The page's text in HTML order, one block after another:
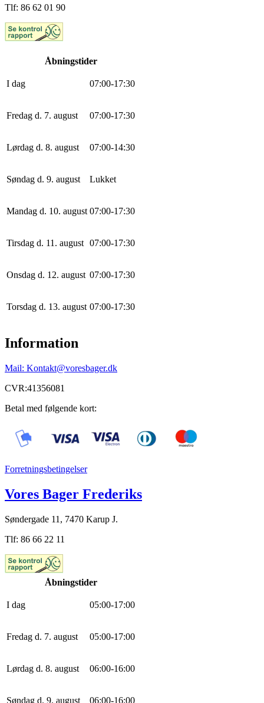
Tlf: 86 62 01 90
Åbningstider
I dag 07:00-17:30
Fredag d. 7. august 07:00-17:30
Lørdag d. 8. august 07:00-14:30
Søndag d. 9. august Lukket
Mandag d. 10. august 07:00-17:30
Tirsdag d. 11. august 07:00-17:30
Onsdag d. 12. august 07:00-17:30
Torsdag d. 13. august 07:00-17:30
Information
Mail: Kontakt@voresbager.dk
CVR:41356081
Betal med følgende kort:
Forretningsbetingelser
Vores Bager Frederiks
Søndergade 11, 7470 Karup J.
Tlf: 86 66 22 11
Åbningstider
I dag 05:00-17:00
Fredag d. 7. august 05:00-17:00
Lørdag d. 8. august 06:00-16:00
Søndag d. 9. august 06:00-16:00